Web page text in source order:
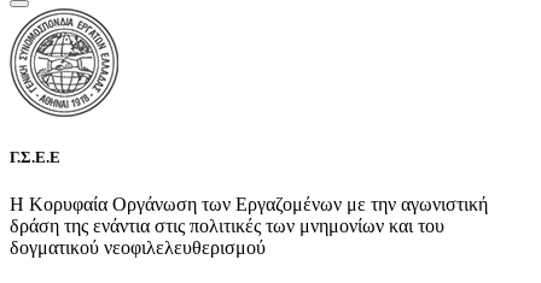
Γ.Σ.Ε.Ε
Η Κορυφαία Οργάνωση των Εργαζομένων με την αγωνιστική
δράση της ενάντια στις πολιτικές των μνημονίων και του
δογματικού νεοφιλελευθερισμού